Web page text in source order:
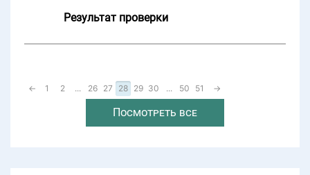
Результат проверки
← 1 2 ... 26 27 28 29 30 ... 50 51 →
Посмотреть все